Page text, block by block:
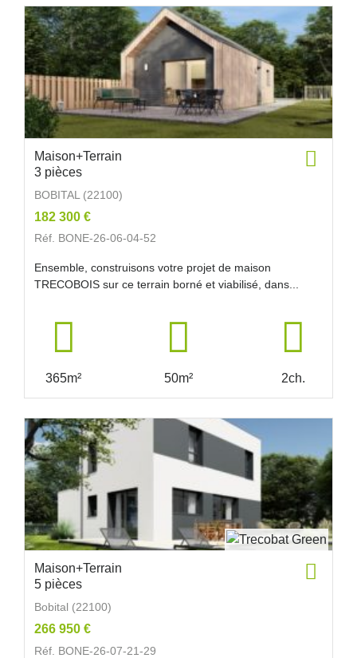
Maison+Terrain
3 pièces
BOBITAL (22100)
182 300 €
Réf. BONE-26-06-04-52
Ensemble, construisons votre projet de maison
TRECOBOIS sur ce terrain borné et viabilisé, dans...
365m² 50m² 2ch.
Maison+Terrain
5 pièces
Bobital (22100)
266 950 €
Réf. BONE-26-07-21-29